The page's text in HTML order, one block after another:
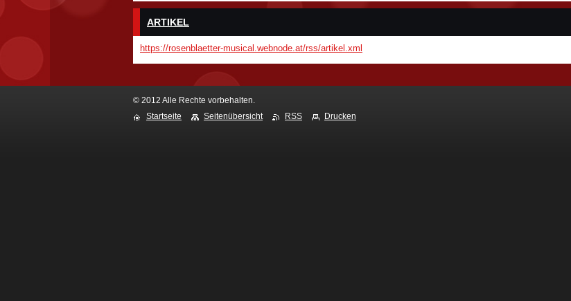
ARTIKEL
https://rosenblaetter-musical.webnode.at/rss/artikel.xml
© 2012 Alle Rechte vorbehalten.
Startseite
Seitenübersicht RSS Drucken